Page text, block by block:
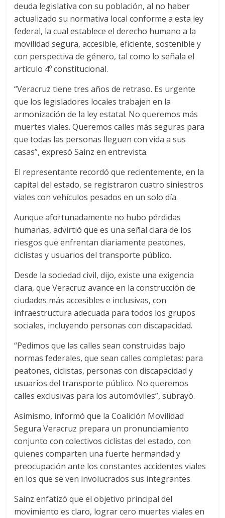
deuda legislativa con su población, al no haber
actualizado su normativa local conforme a esta ley
federal, la cual establece el derecho humano a la
movilidad segura, accesible, eficiente, sostenible y
con perspectiva de género, tal como lo señala el
artículo 4º constitucional.
“Veracruz tiene tres años de retraso. Es urgente
que los legisladores locales trabajen en la
armonización de la ley estatal. No queremos más
muertes viales. Queremos calles más seguras para
que todas las personas lleguen con vida a sus
casas”, expresó Sainz en entrevista.
El representante recordó que recientemente, en la
capital del estado, se registraron cuatro siniestros
viales con vehículos pesados en un solo día.
Aunque afortunadamente no hubo pérdidas
humanas, advirtió que es una señal clara de los
riesgos que enfrentan diariamente peatones,
ciclistas y usuarios del transporte público.
Desde la sociedad civil, dijo, existe una exigencia
clara, que Veracruz avance en la construcción de
ciudades más accesibles e inclusivas, con
infraestructura adecuada para todos los grupos
sociales, incluyendo personas con discapacidad.
“Pedimos que las calles sean construidas bajo
normas federales, que sean calles completas: para
peatones, ciclistas, personas con discapacidad y
usuarios del transporte público. No queremos
calles exclusivas para los automóviles”, subrayó.
Asimismo, informó que la Coalición Movilidad
Segura Veracruz prepara un pronunciamiento
conjunto con colectivos ciclistas del estado, con
quienes comparten una fuerte hermandad y
preocupación ante los constantes accidentes viales
en los que se ven involucrados sus integrantes.
Sainz enfatizó que el objetivo principal del
movimiento es claro, lograr cero muertes viales en